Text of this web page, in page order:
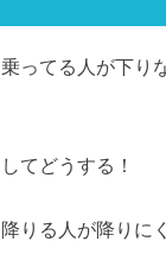
ってる人が下り
てどうする！
りる人が降りに